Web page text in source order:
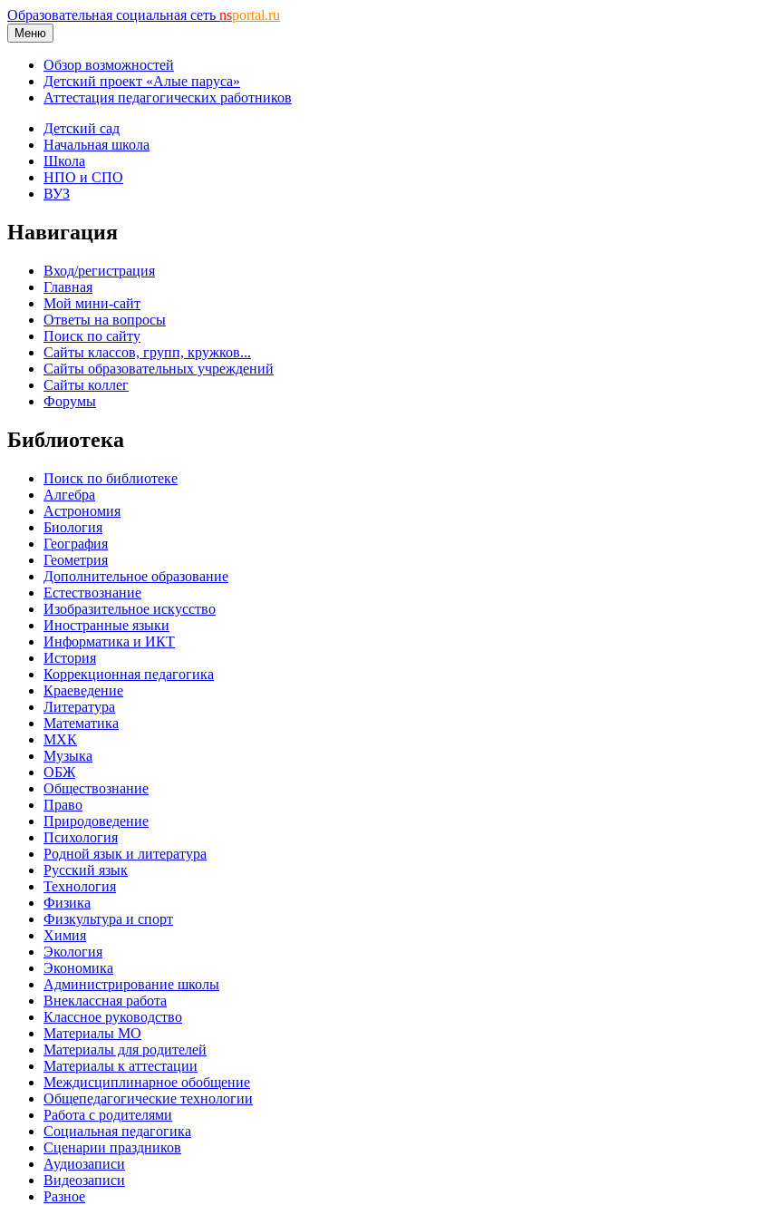
Образовательная социальная сеть nsportal.ru
Меню
Обзор возможностей
Детский проект «Алые паруса»
Аттестация педагогических работников
Детский сад
Начальная школа
Школа
НПО и СПО
ВУЗ
Навигация
Вход/регистрация
Главная
Мой мини-сайт
Ответы на вопросы
Поиск по сайту
Сайты классов, групп, кружков...
Сайты образовательных учреждений
Сайты коллег
Форумы
Библиотека
Поиск по библиотеке
Алгебра
Астрономия
Биология
География
Геометрия
Дополнительное образование
Естествознание
Изобразительное искусство
Иностранные языки
Информатика и ИКТ
История
Коррекционная педагогика
Краеведение
Литература
Математика
МХК
Музыка
ОБЖ
Обществознание
Право
Природоведение
Психология
Родной язык и литература
Русский язык
Технология
Физика
Физкультура и спорт
Химия
Экология
Экономика
Администрирование школы
Внеклассная работа
Классное руководство
Материалы МО
Материалы для родителей
Материалы к аттестации
Междисциплинарное обобщение
Общепедагогические технологии
Работа с родителями
Социальная педагогика
Сценарии праздников
Аудиозаписи
Видеозаписи
Разное